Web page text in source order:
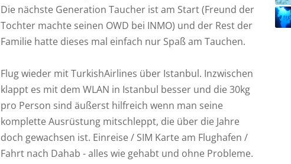
Die nächste Generation Taucher ist am Start (Freund der
Tochter machte seinen OWD bei INMO) und der Rest der
Familie hatte dieses mal einfach nur Spaß am Tauchen.
Flug wieder mit TurkishAirlines über Istanbul. Inzwischen
klappt es mit dem WLAN in Istanbul besser und die 30kg
pro Person sind äußerst hilfreich wenn man seine
komplette Ausrüstung mitschleppt, die über die Jahre
doch gewachsen ist. Einreise / SIM Karte am Flughafen /
Fahrt nach Dahab - alles wie gehabt und ohne Probleme.